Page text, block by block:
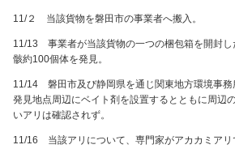
11/２ 当該貨物を磐田市の事業者へ搬入。
11/13 事業者が当該貨物の一つの梱包箱を開封し
骸約100個体を発見。
11/14 磐田市及び静岡県を通じ関東地方環境事務
発見地点周辺にベイト剤を設置するとともに周辺
いアリは確認されず。
11/16 当該アリについて、専門家がアカカミアリ